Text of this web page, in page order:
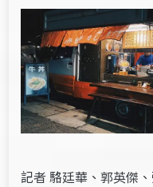
記者 駱廷華、郭英傑